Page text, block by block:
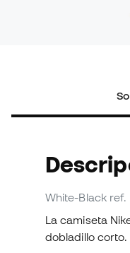
White-Black ref.
La camiseta
dobladillo corto.